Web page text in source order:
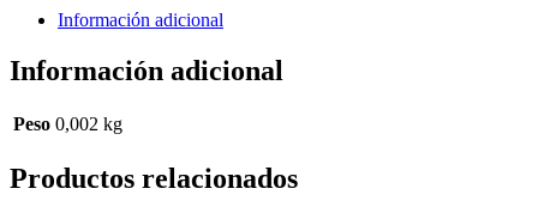
Información adicional
Información adicional
Peso 0,002 kg
Productos relacionados